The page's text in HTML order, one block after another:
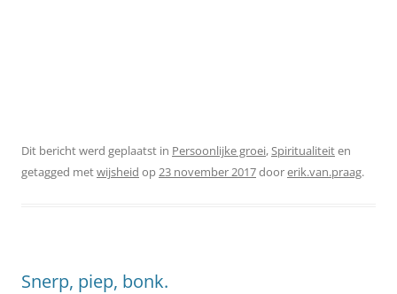
Dit bericht werd geplaatst in Persoonlijke groei,Spiritualiteiten
getagged metwijsheid op23 november 2017doorerik.van.praag.
Snerp, piep, bonk.